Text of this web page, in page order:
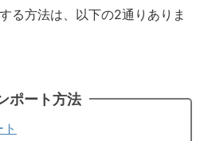
る方法は、以下の2通りありま
ポート方法